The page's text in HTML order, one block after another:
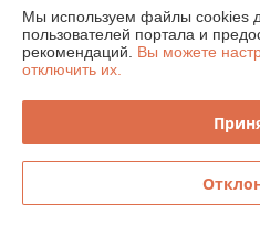
Полная версия сайта
Политика обработки cookies
Сайт создан на платформе
Мы используем файлы cookies
пользователей портала и
рекомендаций. Вы можете
отключить их.